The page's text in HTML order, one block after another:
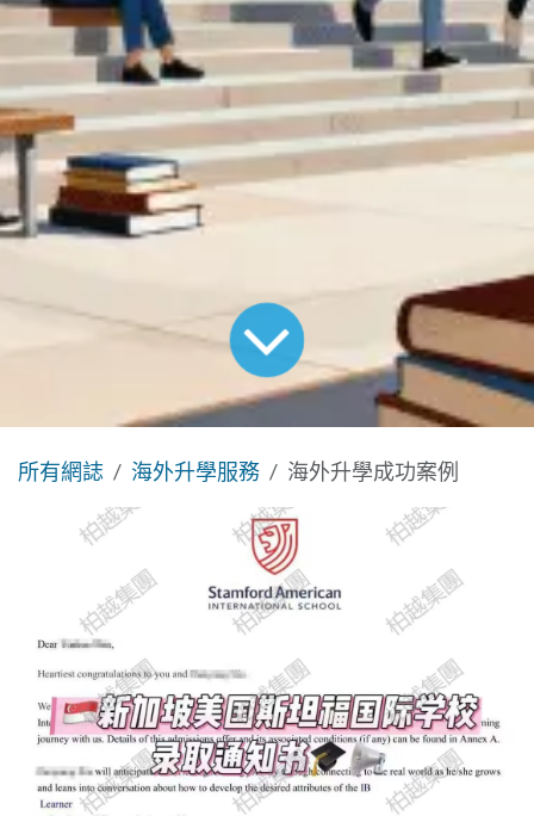
所有網誌 海外升學服務 海外升學成功案例